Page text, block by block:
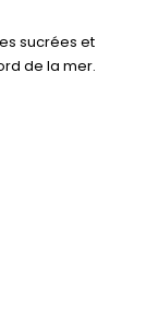
sucrées et
de la mer.